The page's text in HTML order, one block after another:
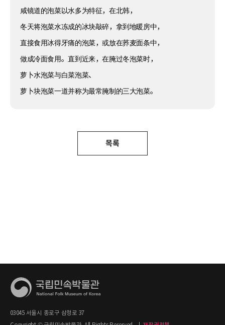
咸镜道的泡菜以水多为特征，在北韩，
冬天将泡菜水冻成的冰块敲碎，拿到地暖房中，
直接食用冰得牙痛的泡菜，或放在荞麦面条中，
做成冷面食用。直到近来，在腌过冬泡菜时，
萝卜水泡菜与白菜泡菜、
萝卜块泡菜一道并称为最常腌制的三大泡菜。
목록
03045 서울시 종로구 삼청로 37